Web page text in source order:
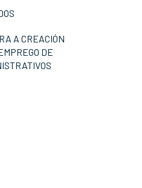
A CREACIÓN
DE